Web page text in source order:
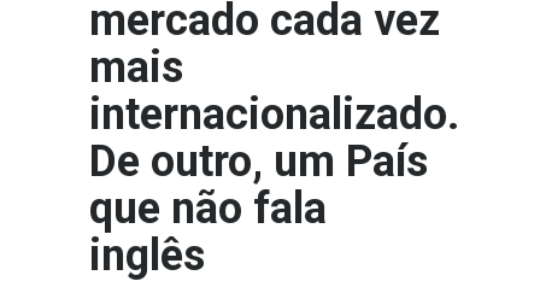
mercado cada vez
mais
internacionalizado.
De outro, um País
que não fala
inglês